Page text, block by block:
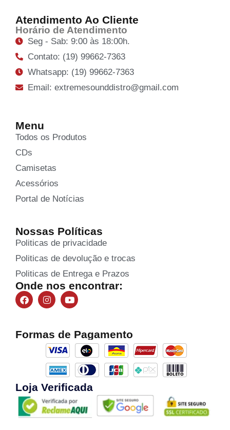
Atendimento Ao Cliente
Horário de Atendimento
Seg - Sab: 9:00 às 18:00h.
Contato: (19) 99662-7363
Whatsapp: (19) 99662-7363
Email: extremesounddistro@gmail.com
Menu
Todos os Produtos
CDs
Camisetas
Acessórios
Portal de Notícias
Nossas Políticas
Politicas de privacidade
Politicas de devolução e trocas
Politicas de Entrega e Prazos
Onde nos encontrar:
Formas de Pagamento
Loja Verificada